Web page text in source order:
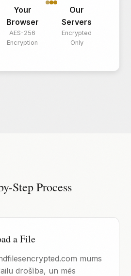
Your
Browser
AES-256
Encryption
Our
Servers
Encrypted
Only
Step Process
a File
mums
drošība, un mēs